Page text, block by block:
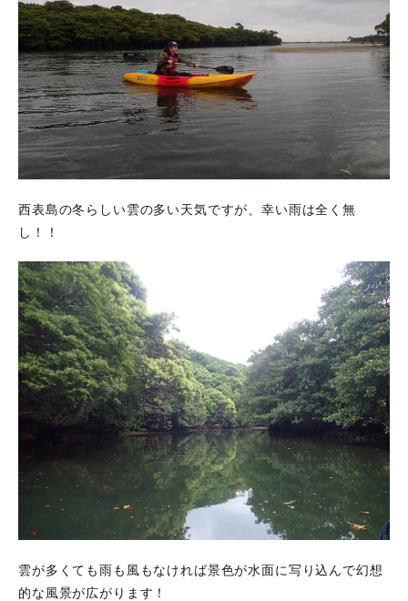
西表島の冬らしい雲の多い天気ですが、幸い雨は全く無
し！！
雲が多くても雨も風もなければ景色が水面に写り込んで幻想
的な風景が広がります！